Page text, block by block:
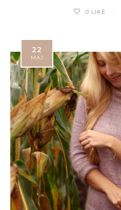
0 LIKE
22
MAJ